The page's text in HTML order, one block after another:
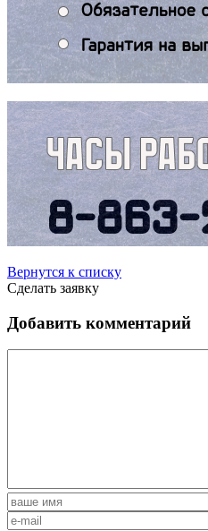
Вернутся к списку
Сделать заявку
Добавить комментарий